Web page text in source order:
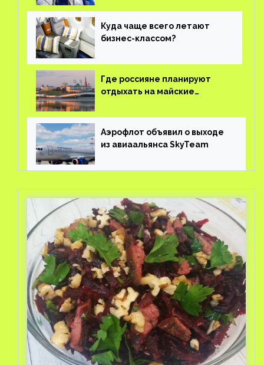
Куда чаще всего летают
бизнес-классом?
Где россияне планируют
отдыхать на майские
Аэрофлот объявил о выходе
из авиаальянса SkyTeam